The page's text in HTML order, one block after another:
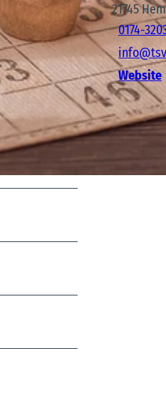
21745
0174-
Website